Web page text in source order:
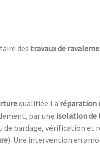
des travaux de
qualifiée La réparation
par une isolation
bardage, vérification et
). Une intervention en